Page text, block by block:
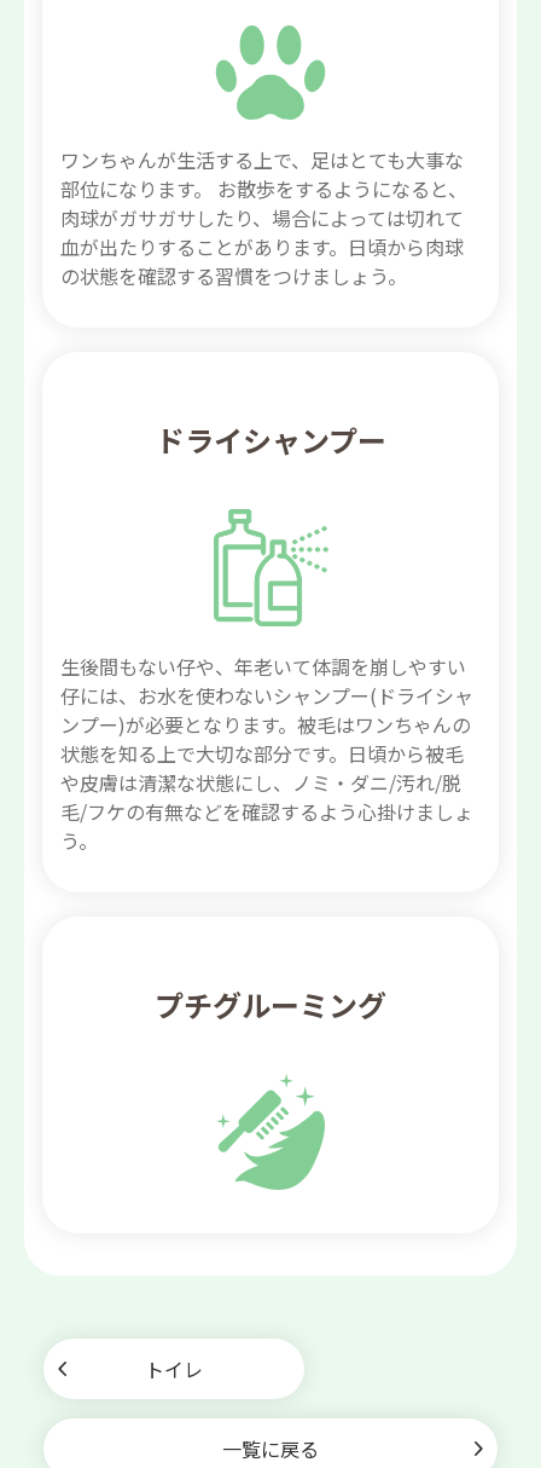
ワンちゃんが生活する上で、足はとても大事な
部位になります。 お散歩をするようになると、
肉球がガサガサしたり、場合によっては切れて
血が出たりすることがあります。日頃から肉球
の状態を確認する習慣をつけましょう。
ドライシャンプー
生後間もない仔や、年老いて体調を崩しやすい
仔には、お水を使わないシャンプー(ドライシャ
ンプー)が必要となります。被毛はワンちゃんの
状態を知る上で大切な部分です。日頃から被毛
や皮膚は清潔な状態にし、ノミ・ダニ/汚れ/脱
毛/フケの有無などを確認するよう心掛けましょ
う。
プチグルーミング
トイレ
一覧に戻る